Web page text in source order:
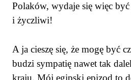
Polaków, wydaje się więc
i życzliwi!
A ja cieszę się, że mogę być
budzi sympatię nawet tak
kraju. Mój egipski epizod to